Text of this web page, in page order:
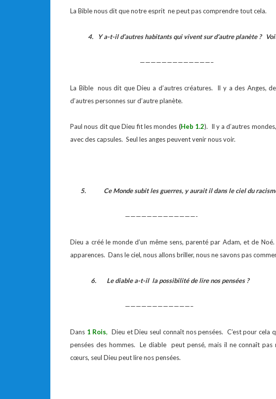
La Bible nous dit que notre esprit ne peut pas comprendre tout cela.
4. Y a-t-il d’autres habitants qui vivent sur d’autre planète ?
—————————————–
La Bible nous dit que Dieu a d’autres créatures. Il y a des Anges,
d’autres personnes sur d’autre planète.
Paul nous dit que Dieu fit les mondes (Heb 1.2). Il y a d’autres
avec des capsules. Seul les anges peuvent venir nous voir.
5. Ce Monde subit les guerres, y aurait il dans le ciel du
—————————————-
Dieu a créé le monde d’un même sens, parenté par Adam, et de
apparences. Dans le ciel, nous allons briller, nous ne savons pas
6. Le diable a-t-il la possibilité de lire nos pensées ?
————————————–
Dans 1 Rois, Dieu et Dieu seul connaît nos pensées. C’est pour cela
pensées des hommes. Le diable peut pensé, mais il ne connaît
cœurs, seul Dieu peut lire nos pensées.